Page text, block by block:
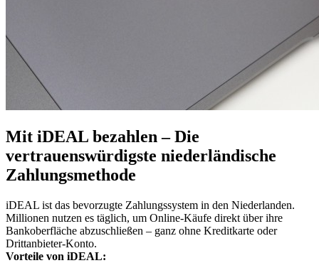
Mit iDEAL bezahlen – Die
vertrauenswürdigste niederländische
Zahlungsmethode
iDEAL ist das bevorzugte Zahlungssystem in den Niederlanden.
Millionen nutzen es täglich, um Online-Käufe direkt über ihre
Bankoberfläche abzuschließen – ganz ohne Kreditkarte oder
Drittanbieter-Konto.
Vorteile von iDEAL: